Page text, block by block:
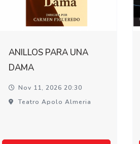
ANILLOS PARA UNA
DAMA
Nov 11, 2026 20:30
Teatro Apolo Almeria